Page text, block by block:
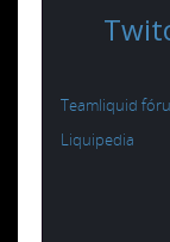
Teamliquid
Liquipedia